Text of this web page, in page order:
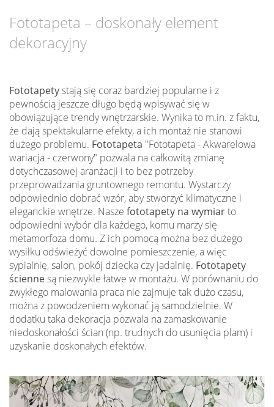
Fototapeta – doskonały element
dekoracyjny
Fototapetystają się coraz bardziej popularne i z
pewnością jeszcze długo będą wpisywać się w
obowiązujące trendy wnętrzarskie. Wynika to m.in. z faktu,
że dają spektakularne efekty, a ich montaż nie stanowi
dużego problemu. Fototapeta "Fototapeta - Akwarelowa
wariacja - czerwony" pozwala na całkowitą zmianę
dotychczasowej aranżacji i to bez potrzeby
przeprowadzania gruntownego remontu. Wystarczy
odpowiednio dobrać wzór, aby stworzyć klimatyczne i
eleganckie wnętrze. Nasze fototapety na wymiarto
odpowiedni wybór dla każdego, komu marzy się
metamorfoza domu. Z ich pomocą można bez dużego
wysiłku odświeżyć dowolne pomieszczenie, a więc
sypialnię, salon, pokój dziecka czy jadalnię. Fototapety
ściennesą niezwykle łatwe w montażu. W porównaniu do
zwykłego malowania praca nie zajmuje tak dużo czasu,
można z powodzeniem wykonać ją samodzielnie. W
dodatku taka dekoracja pozwala na zamaskowanie
niedoskonałości ścian (np. trudnych do usunięcia plam) i
uzyskanie doskonałych efektów.